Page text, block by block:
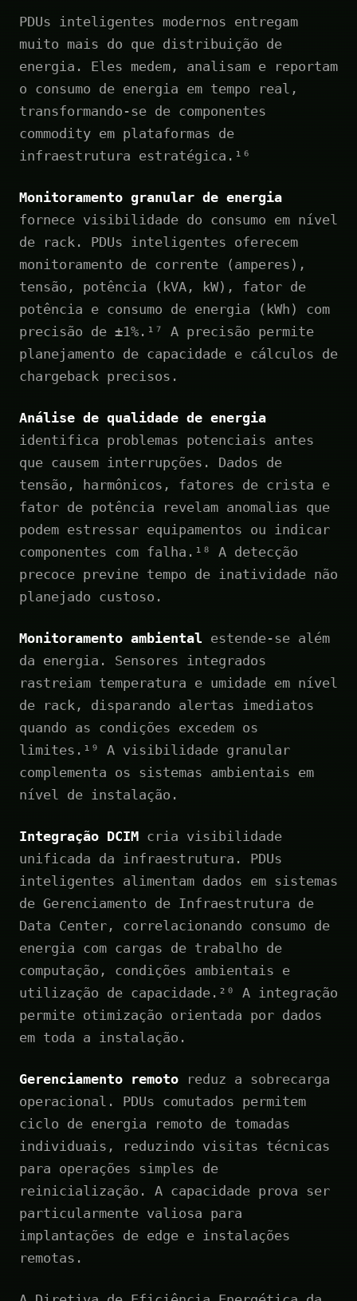
PDUs inteligentes modernos entregam
muito mais do que distribuição de
energia. Eles medem, analisam e reportam
o consumo de energia em tempo real,
transformando-se de componentes
commodity em plataformas de
infraestrutura estratégica.¹⁶
Monitoramento granular de energia
fornece visibilidade do consumo em nível
de rack. PDUs inteligentes oferecem
monitoramento de corrente (amperes),
tensão, potência (kVA, kW), fator de
potência e consumo de energia (kWh) com
precisão de ±1%.¹⁷ A precisão permite
planejamento de capacidade e cálculos de
chargeback precisos.
Análise de qualidade de energia
identifica problemas potenciais antes
que causem interrupções. Dados de
tensão, harmônicos, fatores de crista e
fator de potência revelam anomalias que
podem estressar equipamentos ou indicar
componentes com falha.¹⁸ A detecção
precoce previne tempo de inatividade não
planejado custoso.
Monitoramento ambiental estende-se além
da energia. Sensores integrados
rastreiam temperatura e umidade em nível
de rack, disparando alertas imediatos
quando as condições excedem os
limites.¹⁹ A visibilidade granular
complementa os sistemas ambientais em
nível de instalação.
Integração DCIM cria visibilidade
unificada da infraestrutura. PDUs
inteligentes alimentam dados em sistemas
de Gerenciamento de Infraestrutura de
Data Center, correlacionando consumo de
energia com cargas de trabalho de
computação, condições ambientais e
utilização de capacidade.²⁰ A integração
permite otimização orientada por dados
em toda a instalação.
Gerenciamento remoto reduz a sobrecarga
operacional. PDUs comutados permitem
ciclo de energia remoto de tomadas
individuais, reduzindo visitas técnicas
para operações simples de
reinicialização. A capacidade prova ser
particularmente valiosa para
implantações de edge e instalações
remotas.